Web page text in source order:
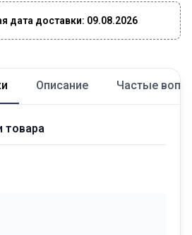
дата доставки: 09.08.2026
Описание Частые
товара